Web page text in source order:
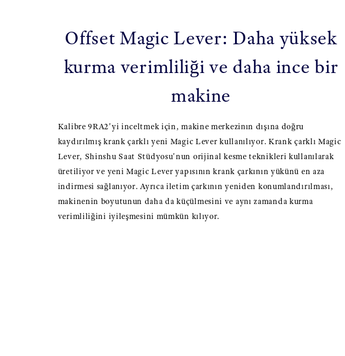
Offset Magic Lever: Daha yüksek
kurma verimliliği ve daha ince bir
makine
Kalibre 9RA2'yi inceltmek için, makine merkezinın dışına doğru
kaydırılmış krank çarklı yeni Magic Lever kullanılıyor. Krank çarklı Magic
Lever, Shinshu Saat Stüdyosu'nun orijinal kesme teknikleri kullanılarak
üretiliyor ve yeni Magic Lever yapısının krank çarkının yükünü en aza
indirmesi sağlanıyor. Ayrıca iletim çarkının yeniden konumlandırılması,
makinenin boyutunun daha da küçülmesini ve aynı zamanda kurma
verimliliğini iyileşmesini mümkün kılıyor.